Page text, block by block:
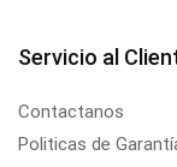
Servicio al
Contactanos
Politicas de